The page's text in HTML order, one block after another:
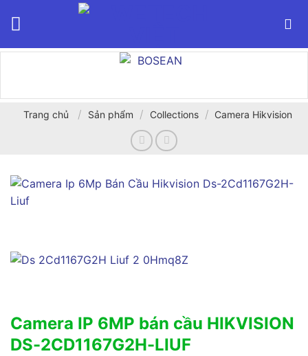
Trang chủ / Sản phẩm / Collections / Camera Hikvision
Camera IP 6MP bán cầu HIKVISION
DS-2CD1167G2H-LIUF